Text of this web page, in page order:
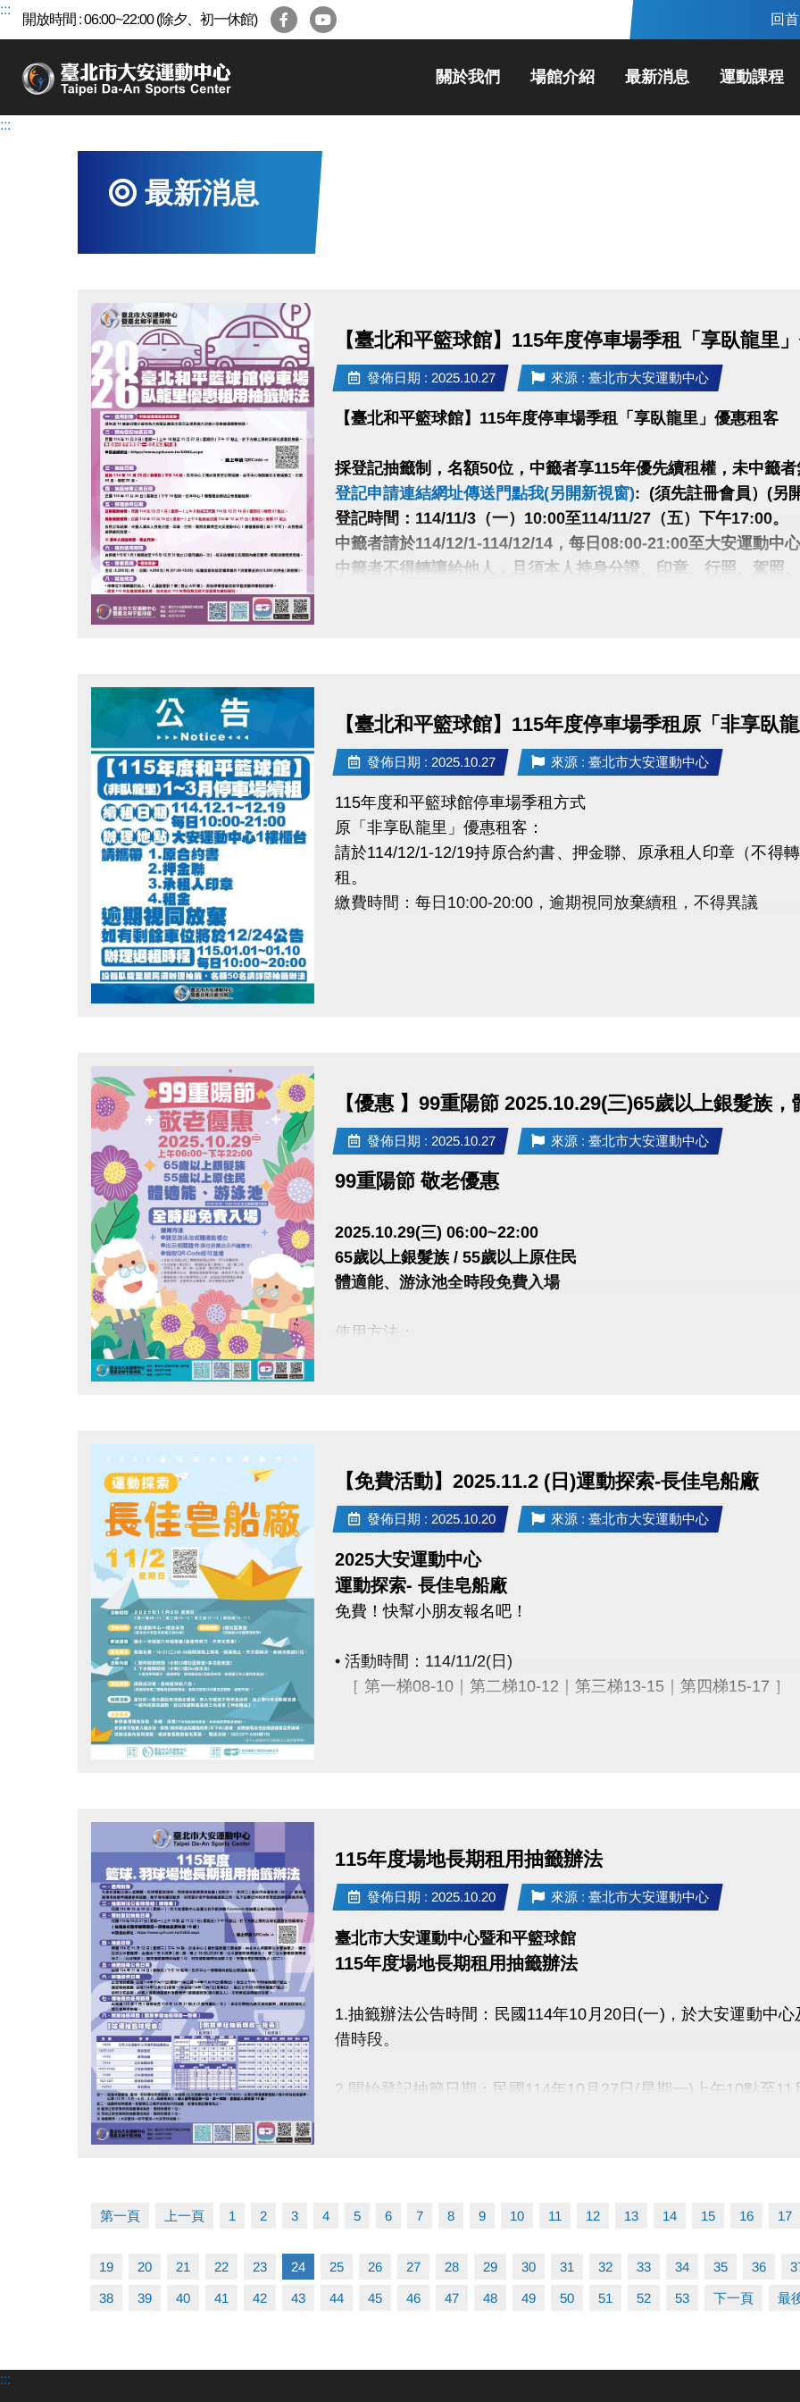
跳
區
:::
開放時間 : 06:00~22:00 (除夕、初一休館) 回
關於我們 場館介紹 最新消息 運動課程
:::
最新消息
【臺北和平籃球館】115年度停車場季租「享臥龍里
發佈日期 : 2025.10.27 來源 : 臺北市大安運動中心
【臺北和平籃球館】115年度停車場季租「享臥龍里」優惠租客
採登記抽籤制，名額50位，中籤者享115年優先續租權，未中籤者
登記申請連結網址傳送門點我(另開新視窗): (須先註冊會員）(另
登記時間：114/11/3（一）10:00至114/11/27（五）下午17:00。
中籤者請於114/12/1-114/12/14，每日08:00-21:00至大安運動中心
中籤者不得轉讓給他人，且須本人持身分證、印章、行照、駕照
戶籍地非臥龍里請勿投籤，投籤時請自行審核自身條件是否符
【臺北和平籃球館】115年度停車場季租原「非享臥龍
發佈日期 : 2025.10.27 來源 : 臺北市大安運動中心
115年度和平籃球館停車場季租方式
原「非享臥龍里」優惠租客：
請於114/12/1-12/19持原合約書、押金聯、原承租人印章（不得
租。
繳費時間：每日10:00-20:00，逾期視同放棄續租，不得異議
【優惠 】99重陽節 2025.10.29(三)65歲以上銀髮族
發佈日期 : 2025.10.27 來源 : 臺北市大安運動中心
99重陽節 敬老優惠
2025.10.29(三) 06:00~22:00
65歲以上銀髮族 / 55歲以上原住民
體適能、游泳池全時段免費入場
使用方法：
• 泳池容留人數250人，體適能容留人數80人，達人數上限即停
• 進場請遵守泳池、體適能場館管理規範，違者恕不得入場。
• 體適能每人每次進場限時1小時，超過使用時間請出場後重新排
【免費活動】2025.11.2 (日)運動探索-長佳皂船廠
發佈日期 : 2025.10.20 來源 : 臺北市大安運動中心
2025大安運動中心
運動探索- 長佳皂船廠
免費！快幫小朋友報名吧！
• 活動時間：114/11/2(日)
［ 第一梯08-10｜第二梯10-12｜第三梯13-15｜第四梯15-17 ］
• 報名辦法：免報名費，10/21(二)00:00起開放線上報名，額滿為
點我進入報名網址(開啟新視窗)
• 活動內容：
2.下水闖關時間 1小時(1樓25m游泳池)
＊繞完所有關卡，抵達終點，即挑戰成功(沉船即失格，依現場
• 活動獎勵：挑戰成功者、各梯最快前八名(憑識別物至二樓報到
• 參加者可免費入場泳池。家長/陪同者請另購陪同票(不下水)進
電話洽詢：(02)2377-0300轉105
115年度場地長期租用抽籤辦法
發佈日期 : 2025.10.20 來源 : 臺北市大安運動中心
臺北市大安運動中心暨和平籃球館
115年度場地長期租用抽籤辦法
1.抽籤辦法公告時間：民國114年10月20日(一)，於大安運動中
借時段。
2.開始登記抽籤日期：民國114年10月27日(星期一)上午10點至11
3.抽籤日期：民國114年11月12日(星期三)下午14點，於本中心2
抽籤。
第一頁 上一頁 1 2 3 4 5 6 7 8 9 10 11 12 13 14 15 16
17
19 20 21 22 23 24 25 26 27 28 29 30 31 32 33 34 35 36
38 39 40 41 42 43 44 45 46 47 48 49 50 51 52 53 下一頁 最
:::